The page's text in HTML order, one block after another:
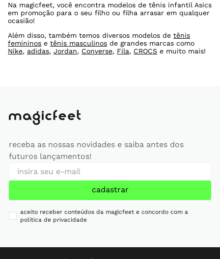
Na magicfeet, você encontra modelos de tênis infantil Asics
em promoção para o seu filho ou filha arrasar em qualquer
ocasião!
Além disso, também temos diversos modelos de tênis
femininos e tênis masculinos de grandes marcas como
Nike, adidas, Jordan, Converse, Fila, CROCS e muito mais!
receba as nossas novidades e saiba antes dos
futuros lançamentos!
cadastrar
aceito receber conteúdos da magicfeet e concordo com a
política de privacidade